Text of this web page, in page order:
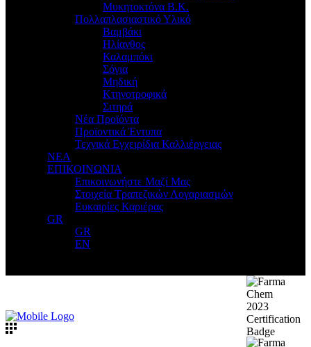
Μυκητοκτόνα Β.Κ.
Πολλαπλασιαστικό Υλικό
Βαμβάκι
Ηλίανθος
Καλαμπόκι
Σόγια
Μηδική
Κτηνοτροφικά
Σιτηρά
Νέα Προϊόντα
Προϊοντικά Έντυπα
Τεχνικά Εγχειρίδια Καλλιέργειας
ΝΕΑ
ΕΠΙΚΟΙΝΩΝΙΑ
Επικοινωνήστε Μαζί Μας
Στοιχεία Τραπεζικών Λογαριασμών
Ευκαιρίες Καριέρας
GR
GR
EN